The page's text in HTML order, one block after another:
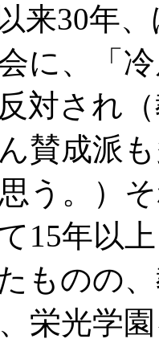
来30年
に、「
対され
賛成派
う。）
15年以
ものの
栄光学